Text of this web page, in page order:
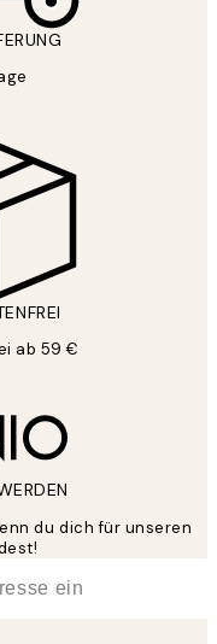
ab 59 €
du dich für unseren